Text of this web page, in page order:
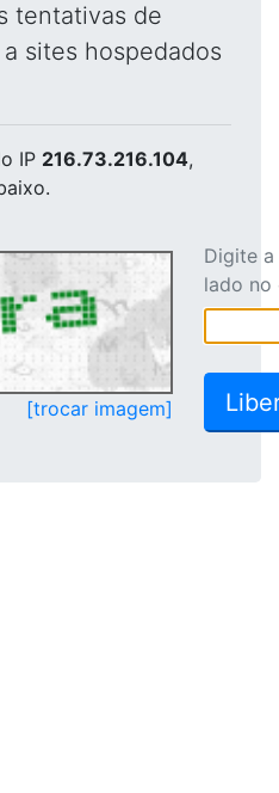
tentativas de
sites hospedados
IP 216.73.216.104,
[trocar imagem]
Digite
lado no